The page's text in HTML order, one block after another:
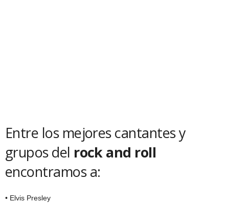
Entre los mejores cantantes y
grupos del rock and roll
encontramos a:
• Elvis Presley